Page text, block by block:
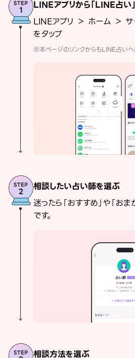
LINEアプリから「LINE占い
LINEアプリ ＞ ホーム ＞
をタップ
※本ページのリンクからもLINE占いへ
相談したい占い師を選ぶ
迷ったら「おすすめ」や「お
です。
相談方法を選ぶ